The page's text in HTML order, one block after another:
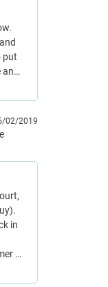
put
an…
02/2019
in
…